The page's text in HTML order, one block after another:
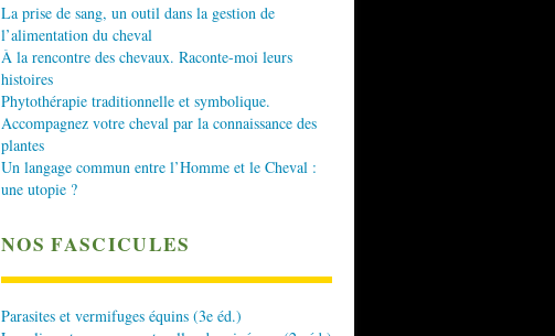
La prise de sang, un outil dans la gestion de
l’alimentation du cheval
À la rencontre des chevaux. Raconte-moi leurs
histoires
Phytothérapie traditionnelle et symbolique.
Accompagnez votre cheval par la connaissance des
plantes
Un langage commun entre l’Homme et le Cheval :
une utopie ?
NOS FASCICULES
Parasites et vermifuges équins (3e éd.)